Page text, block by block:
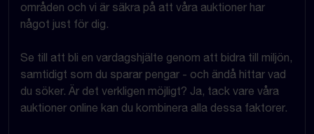
områden och vi är säkra på att våra auktioner har
något just för dig.
Se till att bli en vardagshjälte genom att bidra till miljön,
samtidigt som du sparar pengar - och ändå hittar vad
du söker. Är det verkligen möjligt? Ja, tack vare våra
auktioner online kan du kombinera alla dessa faktorer.